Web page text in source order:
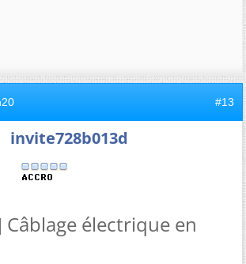
#13
invite728b013d
Câblage électrique en